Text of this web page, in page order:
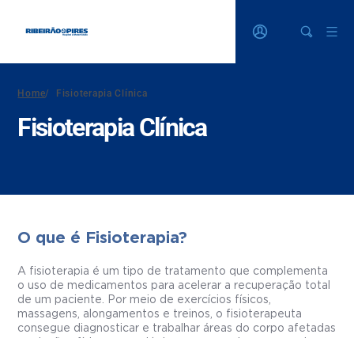
Home/ Fisioterapia Clínica
Fisioterapia Clínica
O que é Fisioterapia?
A fisioterapia é um tipo de tratamento que complementa
o uso de medicamentos para acelerar a recuperação total
de um paciente. Por meio de exercícios físicos,
massagens, alongamentos e treinos, o fisioterapeuta
consegue diagnosticar e trabalhar áreas do corpo afetadas